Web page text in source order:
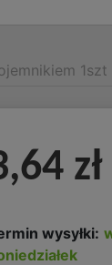
zł
wysyłki: